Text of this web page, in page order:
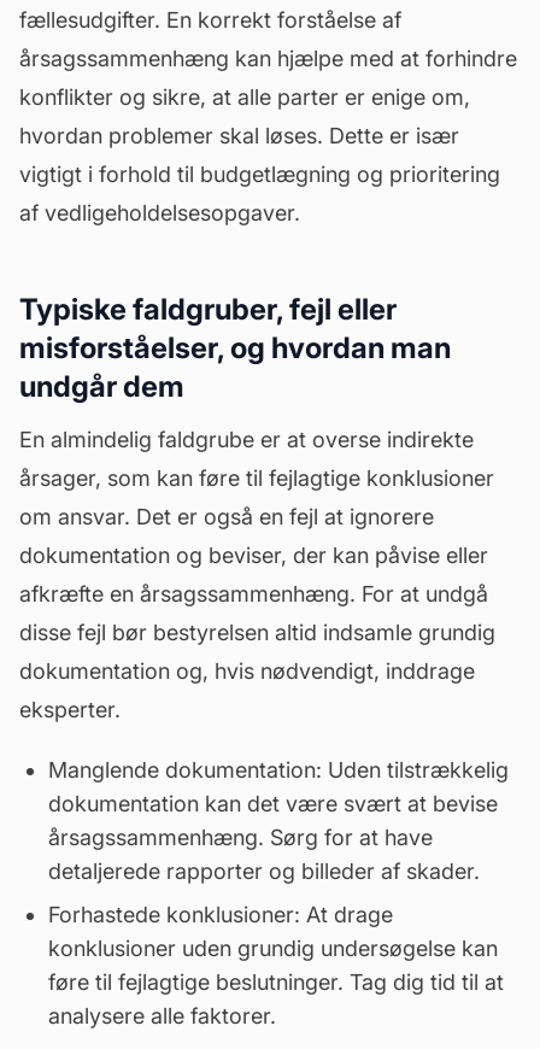
fællesudgifter. En korrekt forståelse af
årsagssammenhæng kan hjælpe med at forhindre
konflikter og sikre, at alle parter er enige om,
hvordan problemer skal løses. Dette er især
vigtigt i forhold til budgetlægning og prioritering
af vedligeholdelsesopgaver.
Typiske faldgruber, fejl eller
misforståelser, og hvordan man
undgår dem
En almindelig faldgrube er at overse indirekte
årsager, som kan føre til fejlagtige konklusioner
om ansvar. Det er også en fejl at ignorere
dokumentation og beviser, der kan påvise eller
afkræfte en årsagssammenhæng. For at undgå
disse fejl bør bestyrelsen altid indsamle grundig
dokumentation og, hvis nødvendigt, inddrage
eksperter.
Manglende dokumentation: Uden tilstrækkelig
dokumentation kan det være svært at bevise
årsagssammenhæng. Sørg for at have
detaljerede rapporter og billeder af skader.
Forhastede konklusioner: At drage
konklusioner uden grundig undersøgelse kan
føre til fejlagtige beslutninger. Tag dig tid til at
analysere alle faktorer.